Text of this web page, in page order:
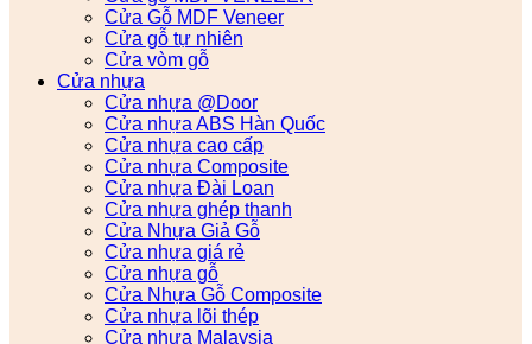
Cửa Gỗ MDF Veneer
Cửa gỗ tự nhiên
Cửa vòm gỗ
Cửa nhựa
Cửa nhựa @Door
Cửa nhựa ABS Hàn Quốc
Cửa nhựa cao cấp
Cửa nhựa Composite
Cửa nhựa Đài Loan
Cửa nhựa ghép thanh
Cửa Nhựa Giả Gỗ
Cửa nhựa giá rẻ
Cửa nhựa gỗ
Cửa Nhựa Gỗ Composite
Cửa nhựa lõi thép
Cửa nhựa Malaysia